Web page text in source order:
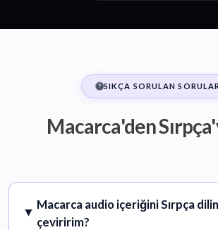
SIKÇA SORULAN SORULAR
Macarca'den
Macarca audio içeriğini Sırpça
çeviririm?